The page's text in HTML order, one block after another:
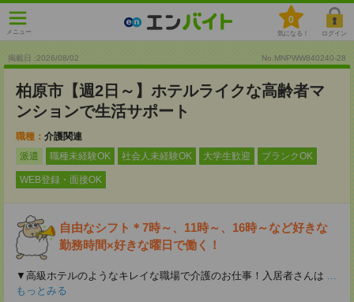
メニュー
0
気になる！ ログイン
掲載日 :2026/08/02 No.MNPWW840240-28
柏原市【週2日～】ホテルライクな高齢者マ
ンションで生活サポート
職種： 介護関連
派遣
職種未経験OK 社会人未経験OK 大学生歓迎 ブランクOK
WEB登録・面接OK
自由なシフト＊7時～、11時～、16時～など好きな
勤務時間×好きな曜日で働く！
▼高級ホテルのようなキレイな職場で介護のお仕事！入居者さんは ...
もっとみる